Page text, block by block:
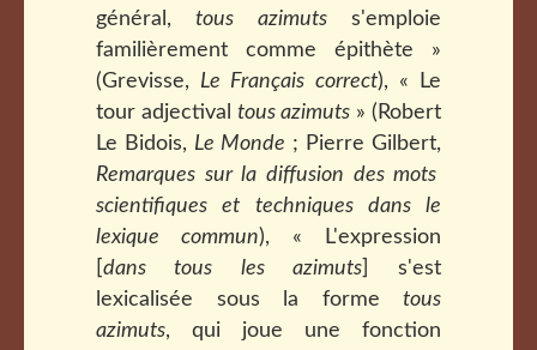
général,tous azimutss'emploie
familièrement comme épithète »
(Grevisse, Le Français correct), « Le
tour adjectival tous azimuts » (Robert
Le Bidois, Le Monde ; Pierre Gilbert,
Remarques sur la diffusion des mots
scientifiques et techniques dans le
lexique commun), « L'expression
dans tous les azimuts] s'est
lexicalisée sous la forme tous
azimuts, qui joue une fonction